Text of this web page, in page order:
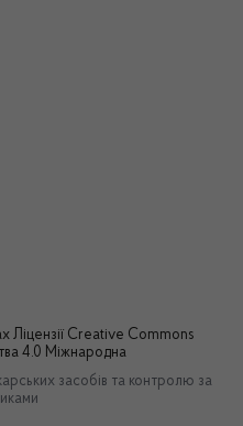
Ліцензії Creative Commons
4.0 Міжнародна
засобів та контролю за